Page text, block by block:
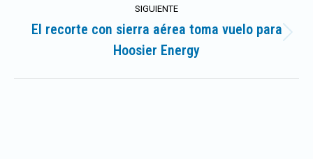
SIGUIENTE
siguiente:
El recorte con sierra aérea toma vuelo para
Hoosier Energy